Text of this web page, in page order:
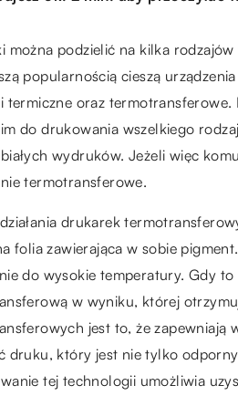
można podzielić na kilka
popularnością cieszą
termiczne oraz
do drukowania wszelkiego
wydruków. Jeżeli więc
termotransferowe.
drukarek
folia zawierająca w sobie
do wysokie temperatury. Gdy
w wyniku, której
jest to, że zapewniają
druku, który jest nie tylko
tej technologii umożliwia